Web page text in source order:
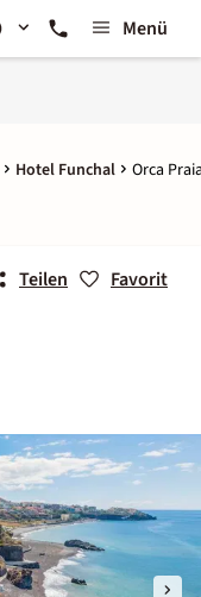
Menü
Hotel Funchal Orca
Teilen Favorit